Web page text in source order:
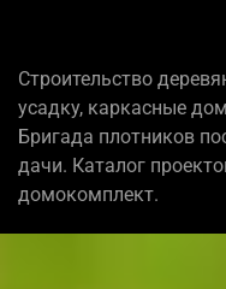
Строительство
усадку, каркасные
Бригада плотников
дачи. Каталог
домокомплект.